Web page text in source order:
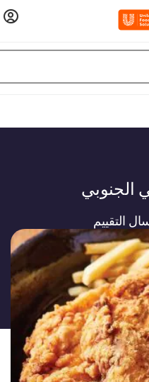
الجنوبي
التقييم